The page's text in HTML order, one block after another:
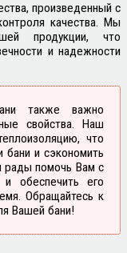
произведенный с
качества. Мы
продукции, что
и надежности
также важно
свойства. Наш
что
бани и сэкономить
рады помочь Вам с
обеспечить его
Обращайтесь к
Вашей бани!